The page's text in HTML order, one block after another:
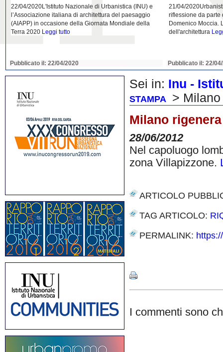
22/04/2020L'Istituto Nazionale di Urbanistica (INU) e
l’Associazione italiana di architettura del paesaggio
(AIAPP) in occasione della Giornata Mondiale della
Terra 2020 Leggi tutto
Pubblicato il: 22/04/2020
21/04/
riflessione da parte
Domenico Moccia.
dell'architettura
Pubblicato il: 22/
Sei in: Inu -
STAMPA
> Milano
Milano
28/06/2012
Nel capoluogo
zona Villapizzone.
ARTICOLO
TAG ARTICOLO:
PERMALINK:
I commenti sono